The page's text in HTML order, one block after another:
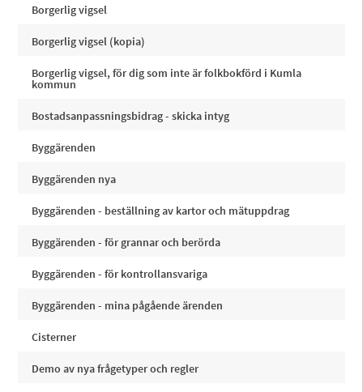
Borgerlig vigsel
Borgerlig vigsel (kopia)
Borgerlig vigsel, för dig som inte är folkbokförd i Kumla
kommun
Bostadsanpassningsbidrag - skicka intyg
Byggärenden
Byggärenden nya
Byggärenden - beställning av kartor och mätuppdrag
Byggärenden - för grannar och berörda
Byggärenden - för kontrollansvariga
Byggärenden - mina pågående ärenden
Cisterner
Demo av nya frågetyper och regler